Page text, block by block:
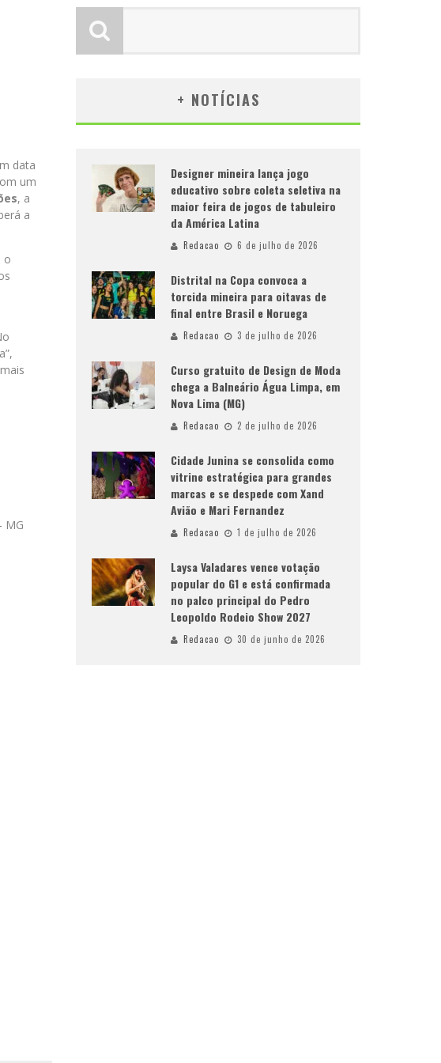
data
um
, a
a
o
MG
+ NOTÍCIAS
Designer mineira lança jogo
educativo sobre coleta seletiva na
maior feira de jogos de tabuleiro
da América Latina
Redacao 6 de julho de 2026
Distrital na Copa convoca a
torcida mineira para oitavas de
final entre Brasil e Noruega
Redacao 3 de julho de 2026
Curso gratuito de Design de Moda
chega a Balneário Água Limpa, em
Nova Lima (MG)
Redacao 2 de julho de 2026
Cidade Junina se consolida como
vitrine estratégica para grandes
marcas e se despede com Xand
Avião e Mari Fernandez
Redacao 1 de julho de 2026
Laysa Valadares vence votação
popular do G1 e está confirmada
no palco principal do Pedro
Leopoldo Rodeio Show 2027
Redacao 30 de junho de 2026